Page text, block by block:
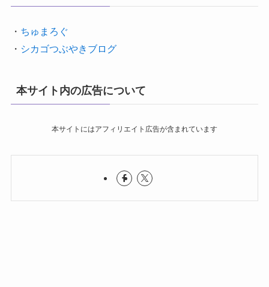
・ ちゅまろぐ
・ シカゴつぶやきブログ
本サイト内の広告について
本サイトにはアフィリエイト広告が含まれています